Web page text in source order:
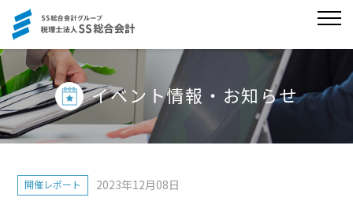
イベント情報・お知らせ
開催レポート 2023年12月08日